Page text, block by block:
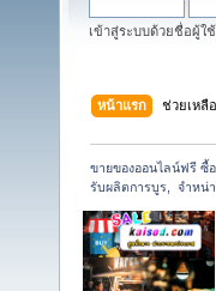
เข้าสู่ระบบด้วยชื่อผู้ใ
หน้าแรก ช่วยเหลือ
ขายของออนไลน์ฟรี ซื้
รับผลิตการบูร,  จำหน่